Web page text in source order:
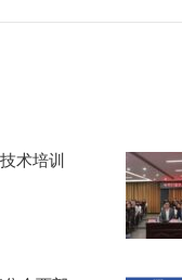
的
术培训